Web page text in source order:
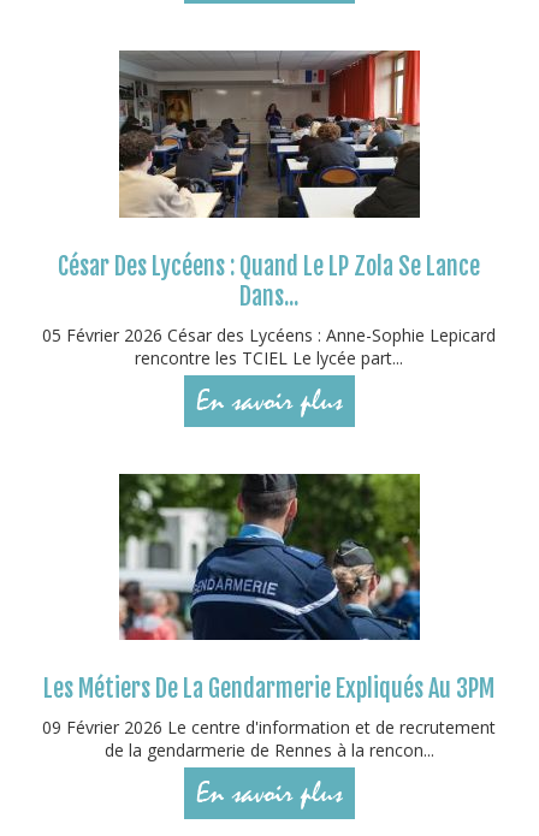
César Des Lycéens : Quand Le LP Zola Se Lance
Dans...
05 Février 2026 César des Lycéens : Anne-Sophie Lepicard
rencontre les TCIEL Le lycée part...
En savoir plus
Les Métiers De La Gendarmerie Expliqués Au 3PM
09 Février 2026 Le centre d'information et de recrutement
de la gendarmerie de Rennes à la rencon...
En savoir plus